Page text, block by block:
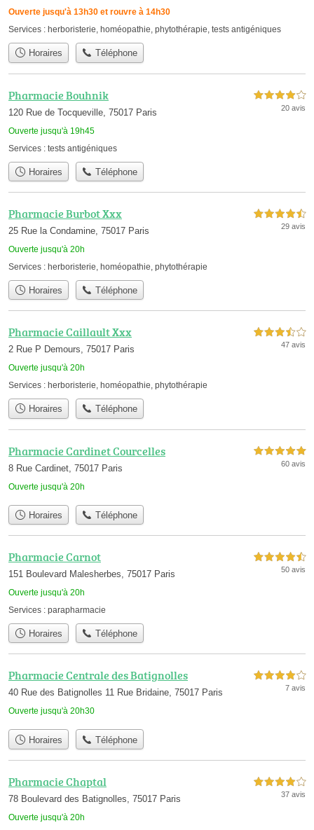
Ouverte jusqu'à 13h30 et rouvre à 14h30
Services : herboristerie, homéopathie, phytothérapie, tests antigéniques
Horaires Téléphone
Pharmacie Bouhnik
120 Rue de Tocqueville, 75017 Paris
Ouverte jusqu'à 19h45
4,0 étoiles sur 5
20 avis
Services : tests antigéniques
Horaires Téléphone
Pharmacie Burbot Xxx
25 Rue la Condamine, 75017 Paris
Ouverte jusqu'à 20h
4,5 étoiles sur 5
29 avis
Services : herboristerie, homéopathie, phytothérapie
Horaires Téléphone
Pharmacie Caillault Xxx
2 Rue P Demours, 75017 Paris
Ouverte jusqu'à 20h
3,5 étoiles sur 5
47 avis
Services : herboristerie, homéopathie, phytothérapie
Horaires Téléphone
Pharmacie Cardinet Courcelles
8 Rue Cardinet, 75017 Paris
Ouverte jusqu'à 20h
5,0 étoiles sur 5
60 avis
Horaires Téléphone
Pharmacie Carnot
151 Boulevard Malesherbes, 75017 Paris
Ouverte jusqu'à 20h
4,5 étoiles sur 5
50 avis
Services : parapharmacie
Horaires Téléphone
Pharmacie Centrale des Batignolles
40 Rue des Batignolles 11 Rue Bridaine, 75017 Paris
Ouverte jusqu'à 20h30
4,0 étoiles sur 5
7 avis
Horaires Téléphone
Pharmacie Chaptal
78 Boulevard des Batignolles, 75017 Paris
Ouverte jusqu'à 20h
4,0 étoiles sur 5
37 avis